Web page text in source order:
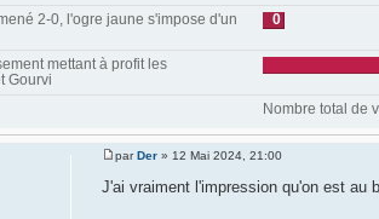
2-0, l'ogre jaune s'impose d'un
0
mettant à profit les
Gourvi
Nombre total de
parDer» 12 Mai 2024, 21:00
J'ai vraiment l'impression qu'on est au